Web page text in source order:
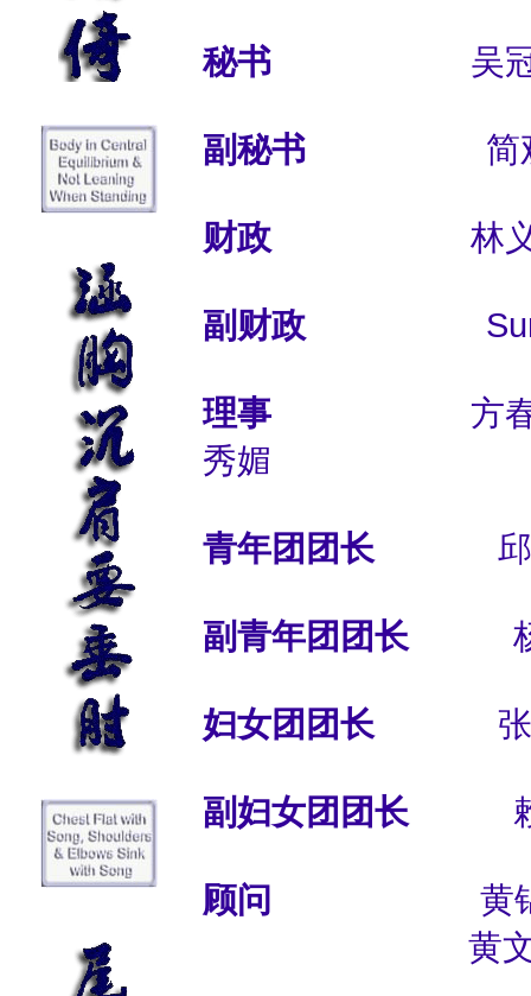
秘书 吴冠
副秘书 简观
财政 林义
副财政
理事 方春生，吴
秀媚
青年团团长 邱
副青年团团长 杨
妇女团团长 张
副妇女团团长 赖
顾问 黄锦
黄文